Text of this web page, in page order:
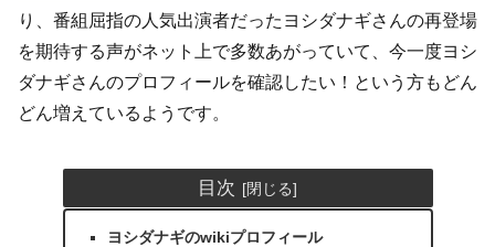
り、番組屈指の人気出演者だったヨシダナギさんの再登場
を期待する声がネット上で多数あがっていて、今一度ヨシ
ダナギさんのプロフィールを確認したい！という方もどん
どん増えているようです。
目次
ヨシダナギのwikiプロフィール